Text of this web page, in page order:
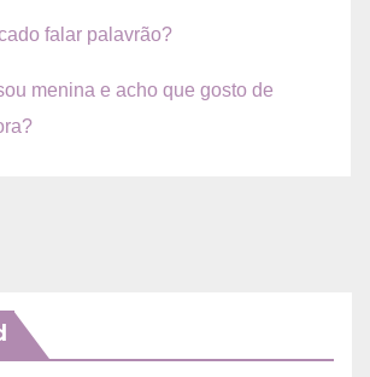
falar palavrão?
menina e acho que gosto de